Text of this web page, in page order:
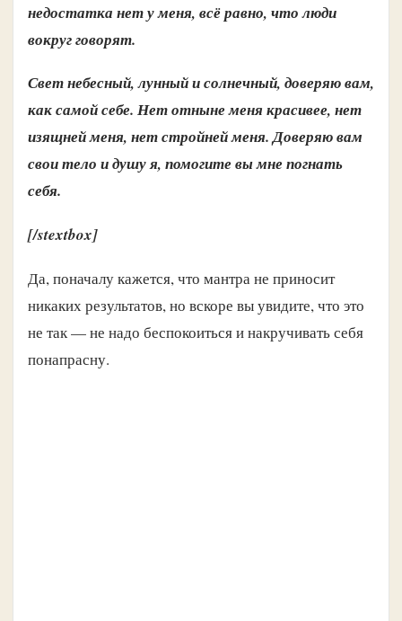
недостатка нет у меня, всё равно, что люди
вокруг говорят.
Свет небесный, лунный и солнечный, доверяю вам,
как самой себе. Нет отныне меня красивее, нет
изящней меня, нет стройней меня. Доверяю вам
свои тело и душу я, помогите вы мне погнать
себя.
[/stextbox]
Да, поначалу кажется, что мантра не приносит
никаких результатов, но вскоре вы увидите, что это
не так — не надо беспокоиться и накручивать себя
понапрасну.